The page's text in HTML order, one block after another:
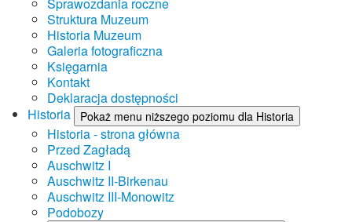
Struktura Muzeum
Historia Muzeum
Galeria fotograficzna
Księgarnia
Kontakt
Deklaracja dostępności
Historia
Pokaż menu niższego poziomu dla Historia
Historia - strona główna
Przed Zagładą
Auschwitz I
Auschwitz II-Birkenau
Auschwitz III-Monowitz
Podobozy